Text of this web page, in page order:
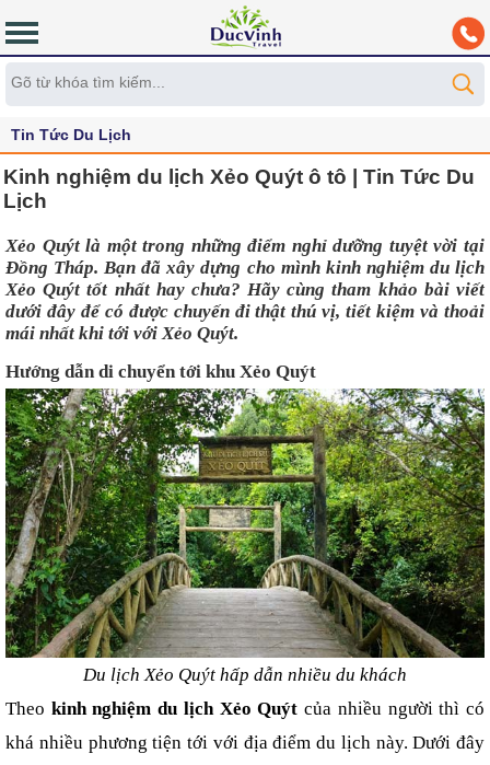
Tin Tức Du Lịch
Kinh nghiệm du lịch Xẻo Quýt ô tô | Tin Tức Du
Lịch
Xẻo Quýt là một trong những điểm nghỉ dưỡng tuyệt vời tại
Đồng Tháp. Bạn đã xây dựng cho mình kinh nghiệm du lịch
Xẻo Quýt tốt nhất hay chưa? Hãy cùng tham khảo bài viết
dưới đây để có được chuyến đi thật thú vị, tiết kiệm và thoải
mái nhất khi tới với Xẻo Quýt.
Hướng dẫn di chuyển tới khu Xẻo Quýt
Du lịch Xẻo Quýt hấp dẫn nhiều du khách
Theo kinh nghiệm du lịch Xẻo Quýt của nhiều người thì có
khá nhiều phương tiện tới với địa điểm du lịch này. Dưới đây